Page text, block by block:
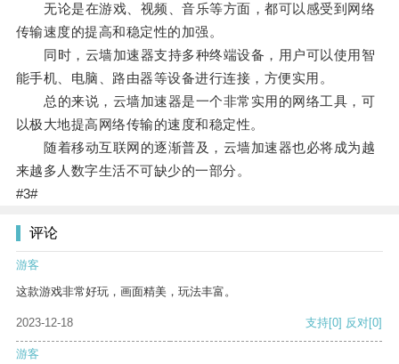
无论是在游戏、视频、音乐等方面，都可以感受到网络
传输速度的提高和稳定性的加强。
同时，云墙加速器支持多种终端设备，用户可以使用智
能手机、电脑、路由器等设备进行连接，方便实用。
总的来说，云墙加速器是一个非常实用的网络工具，可
以极大地提高网络传输的速度和稳定性。
随着移动互联网的逐渐普及，云墙加速器也必将成为越
来越多人数字生活不可缺少的一部分。
#3#
评论
游客
这款游戏非常好玩，画面精美，玩法丰富。
2023-12-18 支持[0] 反对[0]
游客